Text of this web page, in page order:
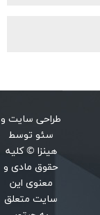
طراحی سایتو
سئوتوسط
هینزا © کلیه
حقوق مادی و
معنوی این
سایت متعلق